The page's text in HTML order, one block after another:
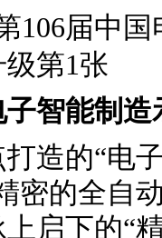
智能制
造的“电
密的全自
启下的“